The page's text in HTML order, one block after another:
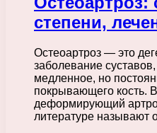
степени,
Остеоартроз — это
заболевание
медленное, но
покрывающего кость.
деформирующий
литературе называют